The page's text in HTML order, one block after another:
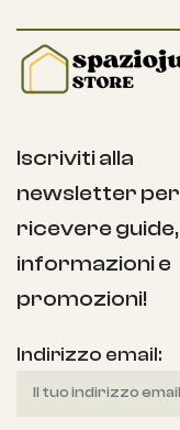
Iscriviti alla
newsletter per
ricevere guide,
informazioni e
promozioni!
Indirizzo email: